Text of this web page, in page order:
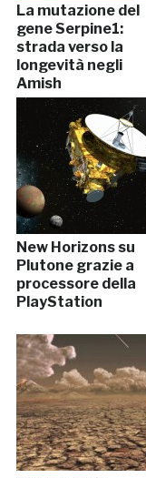
La mutazione del
gene Serpine1:
strada verso la
longevità negli
Amish
New Horizons su
Plutone grazie a
processore della
PlayStation